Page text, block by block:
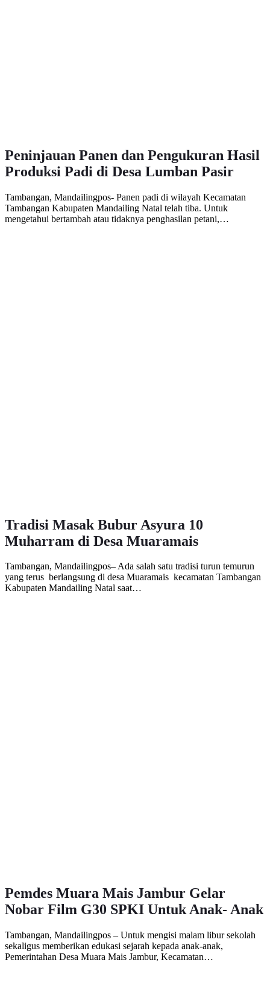
Peninjauan Panen dan Pengukuran Hasil
Produksi Padi di Desa Lumban Pasir
Tambangan, Mandailingpos- Panen padi di wilayah Kecamatan
Tambangan Kabupaten Mandailing Natal telah tiba. Untuk
mengetahui bertambah atau tidaknya penghasilan petani,…
Tradisi Masak Bubur Asyura 10
Muharram di Desa Muaramais
Tambangan, Mandailingpos– Ada salah satu tradisi turun temurun
yang terus berlangsung di desa Muaramais kecamatan Tambangan
Kabupaten Mandailing Natal saat…
Pemdes Muara Mais Jambur Gelar
Nobar Film G30 SPKI Untuk Anak- Anak
Tambangan, Mandailingpos – Untuk mengisi malam libur sekolah
sekaligus memberikan edukasi sejarah kepada anak-anak,
Pemerintahan Desa Muara Mais Jambur, Kecamatan…